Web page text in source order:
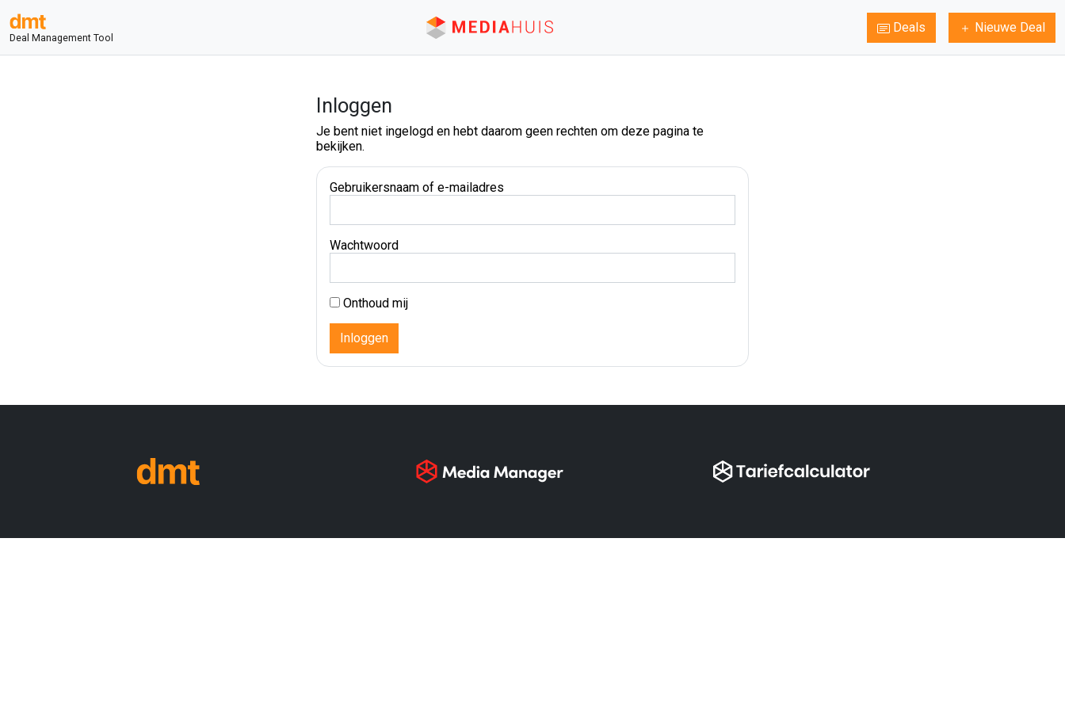
Deal Management Tool
Deals Nieuwe Deal
Inloggen
Je bent niet ingelogd en hebt daarom geen rechten om deze pagina te
bekijken.
Gebruikersnaam of e-mailadres
Wachtwoord
Onthoud mij